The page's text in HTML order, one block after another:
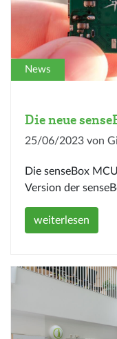
News
Die neue
25/06/2023 von
Die senseBox
Version der
weiterlesen